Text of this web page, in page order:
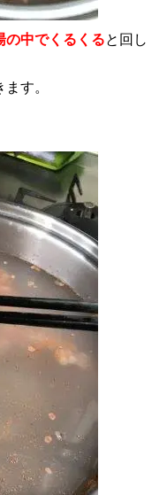
の中でくるくると回し
す。